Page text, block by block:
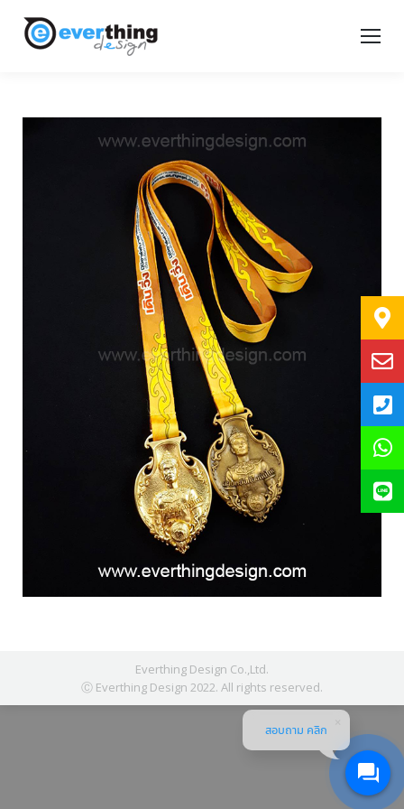
Everthing Design Co.,Ltd.
Ⓒ Everthing Design 2022. All rights reserved.
สอบถาม คลิก